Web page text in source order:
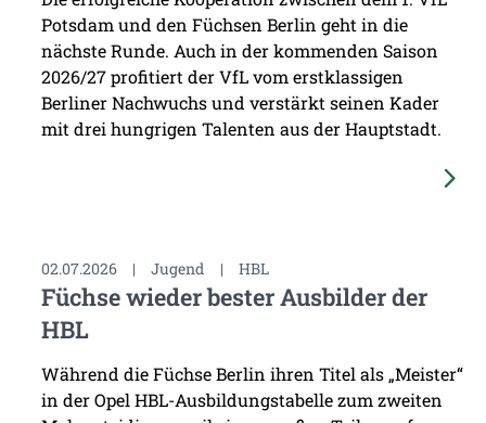
Potsdam und den Füchsen Berlin geht in die
nächste Runde. Auch in der kommenden Saison
2026/27 profitiert der VfL vom erstklassigen
Berliner Nachwuchs und verstärkt seinen Kader
mit drei hungrigen Talenten aus der Hauptstadt.
02.07.2026 | Jugend | HBL
Füchse wieder bester Ausbilder der
HBL
Während die Füchse Berlin ihren Titel als „Meister“
in der Opel HBL-Ausbildungstabelle zum zweiten